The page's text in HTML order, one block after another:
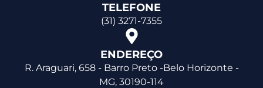
TELEFONE
(31) 3271-7355
ENDEREÇO
R. Araguari, 658 - Barro Preto -Belo Horizonte -
MG, 30190-114